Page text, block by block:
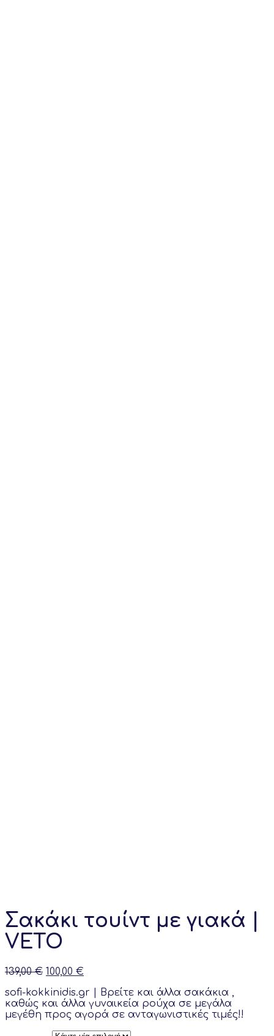
Σακάκι τουίντ με γιακά |
VETO
139,00€ Original
was:
139,00 €.
100,00 €
is:
100,00 €.
sofi-kokkinidis.gr | Bρείτε και άλλα σακάκια ,
καθώς και άλλα γυναικεία ρούχα σε μεγάλα
μεγέθη προς αγορά σε ανταγωνιστικές τιμές!!